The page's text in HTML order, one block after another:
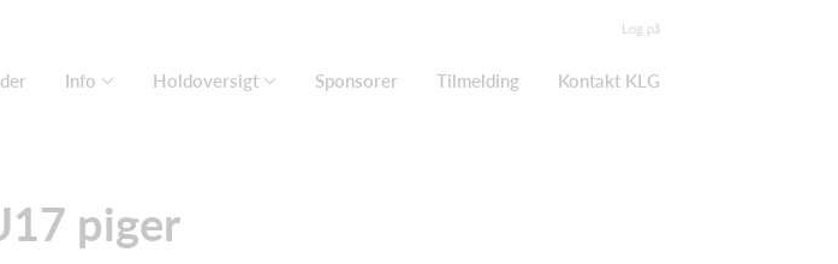
Log på
Info Holdoversigt Sponsorer Tilmelding Kontakt KLG
piger